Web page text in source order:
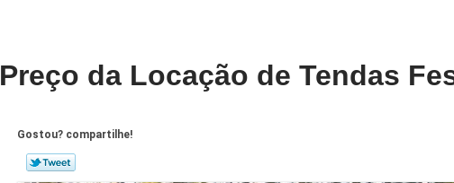
Preço da Locação de Tendas
Gostou? compartilhe!